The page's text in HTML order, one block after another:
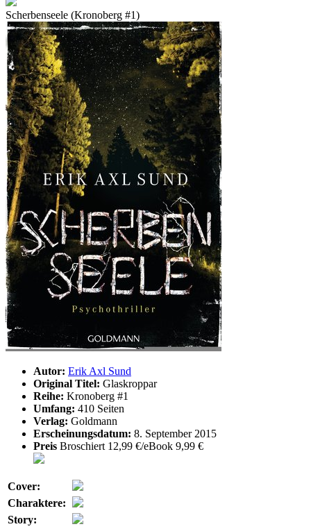
Scherbenseele (Kronoberg #1)
Autor: Erik Axl Sund
Original Titel: Glaskroppar
Reihe: Kronoberg #1
Umfang: 410 Seiten
Verlag: Goldmann
Erscheinungsdatum: 8. September 2015
Preis Broschiert 12,99 €/eBook 9,99 €
Cover:
Charaktere:
Story: